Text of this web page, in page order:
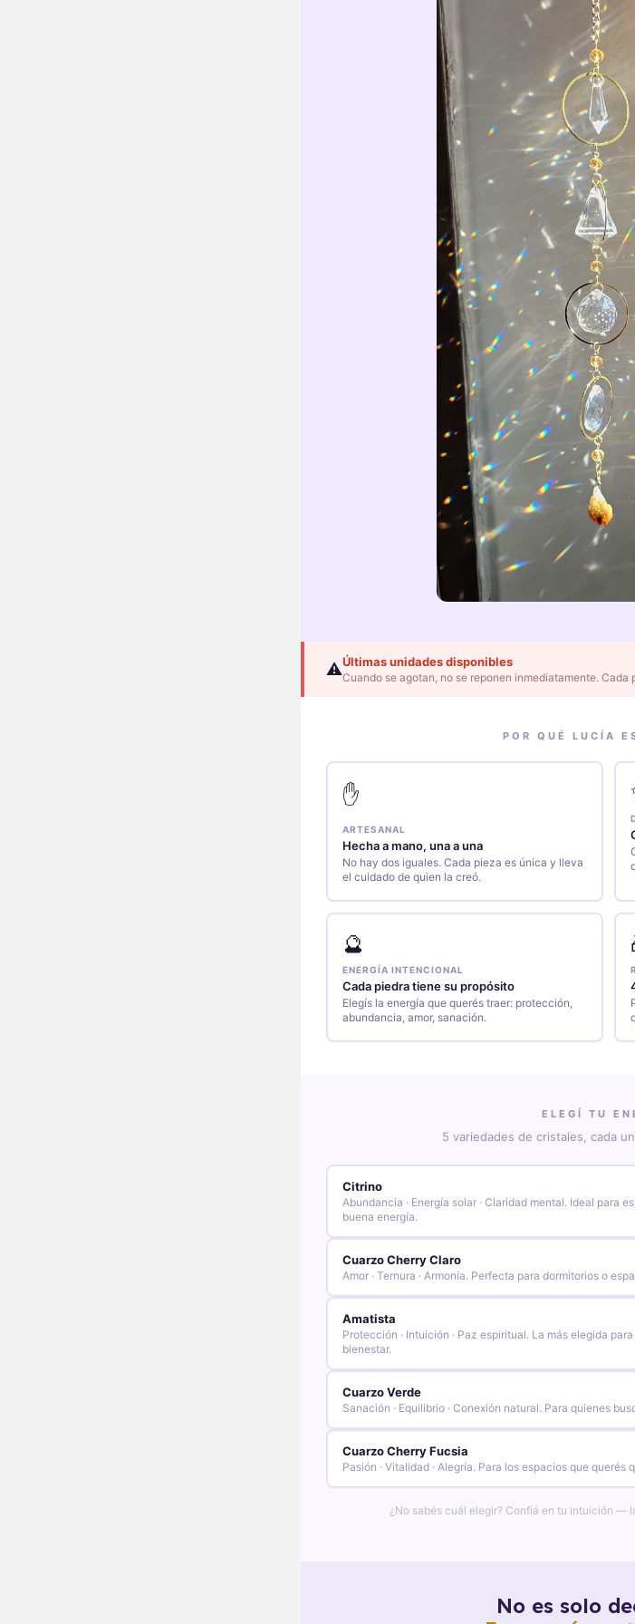
⚠️Últimas unidades disponibles
Cuando se agotan, no se reponen inmediatamente. Cada
POR QUÉ LUCÍA
✋
ARTESANAL
Hecha a mano, una a una
No hay dos iguales. Cada pieza es única y lleva
el cuidado de quien la creó.
🔮
ENERGÍA INTENCIONAL
Cada piedra tiene su propósito
Elegís la energía que querés traer: protección,
abundancia, amor, sanación.
ELEGÍ TU
5 variedades de cristales, cada
Citrino
Abundancia · Energía solar · Claridad mental. Ideal para
buena energía.
Cuarzo Cherry Claro
Amor · Ternura · Armonía. Perfecta para dormitorios o
Amatista
Protección · Intuición · Paz espiritual. La más elegida
bienestar.
Cuarzo Verde
Sanación · Equilibrio · Conexión natural. Para quienes
Cuarzo Cherry Fucsia
Pasión · Vitalidad · Alegría. Para los espacios que
¿No sabés cuál elegir? Confiá en tu intuición —
No es solo